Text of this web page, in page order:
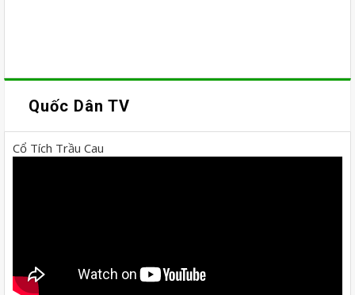
Quốc Dân TV
Cổ Tích Trầu Cau